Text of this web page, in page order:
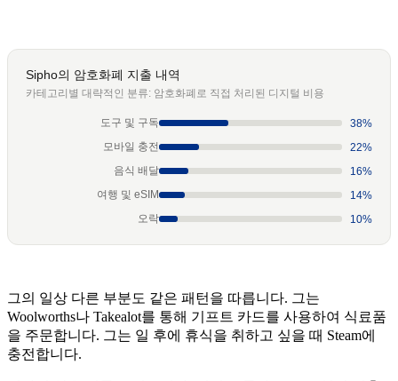
Sipho의 암호화폐 지출 내역
카테고리별 대략적인 분류: 암호화폐로 직접 처리된 디지털 비용
도구 및 구독
38%
모바일 충전
22%
음식 배달
16%
여행 및 eSIM
14%
오락
10%
그의 일상 다른 부분도 같은 패턴을 따릅니다. 그는
Woolworths나 Takealot를 통해 기프트 카드를 사용하여 식료품
을 주문합니다. 그는 일 후에 휴식을 취하고 싶을 때 Steam에
충전합니다.